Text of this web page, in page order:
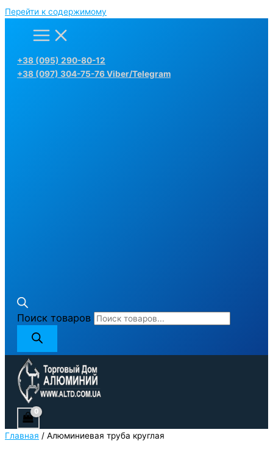
Перейти к содержимому
+38 (095) 290-80-12
+38 (097) 304-75-76 Viber/Telegram
Поиск товаров
Главная / Алюминиевая труба круглая